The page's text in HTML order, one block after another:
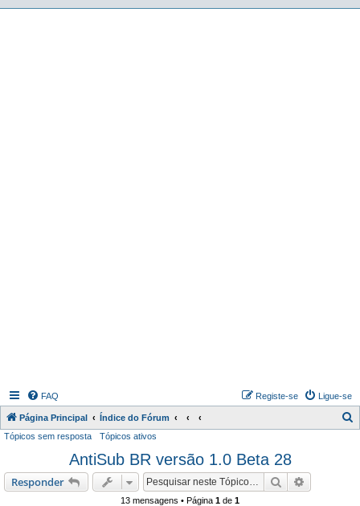
FAQ Ligue-se
Registe-se
Página Principal Índice do Fórum
Tópicos sem resposta Tópicos ativos
AntiSub BR versão 1.0 Beta 28
Responder Pesquisar
13 mensagens • Página 1 de 1